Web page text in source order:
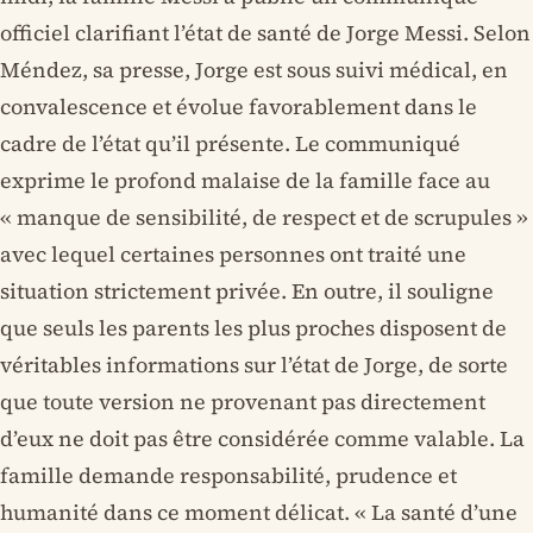
officiel clarifiant l’état de santé de Jorge Messi. Selon
Méndez, sa presse, Jorge est sous suivi médical, en
convalescence et évolue favorablement dans le
cadre de l’état qu’il présente. Le communiqué
exprime le profond malaise de la famille face au
« manque de sensibilité, de respect et de scrupules »
avec lequel certaines personnes ont traité une
situation strictement privée. En outre, il souligne
que seuls les parents les plus proches disposent de
véritables informations sur l’état de Jorge, de sorte
que toute version ne provenant pas directement
d’eux ne doit pas être considérée comme valable. La
famille demande responsabilité, prudence et
humanité dans ce moment délicat. « La santé d’une